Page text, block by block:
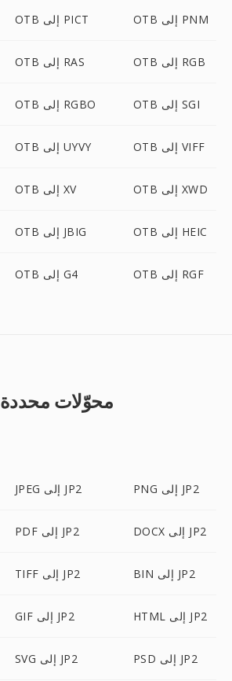
OTB إلى PICT OTB إلى PNM
OTB إلى RAS OTB إلى RGB
OTB إلى RGBO OTB إلى SGI
OTB إلى UYVY OTB إلى VIFF
OTB إلى XV OTB إلى XWD
OTB إلى JBIG OTB إلى HEIC
OTB إلى G4 OTB إلى RGF
محوّلات محددة
JPEG إلى JP2 PNG إلى JP2
PDF إلى JP2 DOCX إلى JP2
TIFF إلى JP2 BIN إلى JP2
GIF إلى JP2 HTML إلى JP2
SVG إلى JP2 PSD إلى JP2